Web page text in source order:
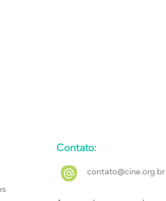
Contato:
contato@cine.org.br